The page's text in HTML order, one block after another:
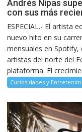
Andrés Nipas
con sus más
ESPECIAL.- El artista
nuevo hito en su
mensuales en
artistas del norte del
plataforma. El
Curiosidades y